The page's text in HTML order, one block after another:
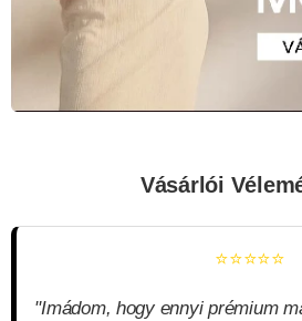
Vásárlói
⭐⭐⭐⭐⭐
"Imádom, hogy ennyi prémium